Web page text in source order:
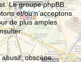
Le groupe phpBB
et/ou n’acceptons
de plus amples
obscène,